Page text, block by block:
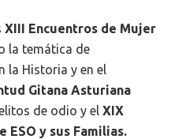
XIII Encuentros de Mujer
la temática de
la Historia y en el
Gitana Asturiana
de odio y el XIX
ESO y sus Familias.